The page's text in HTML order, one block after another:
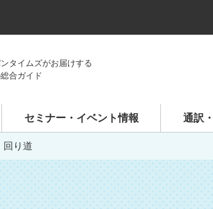
タイムズがお届けする
合ガイド
セミナー・イベント情報 通訳
回り道